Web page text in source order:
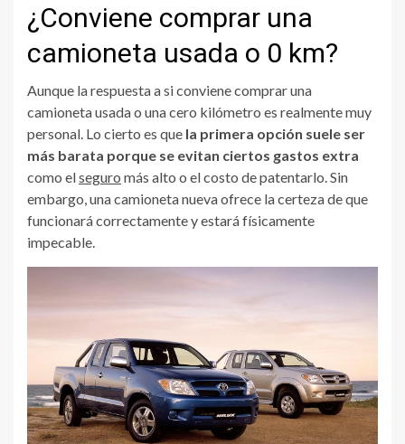
¿Conviene comprar una
camioneta usada o 0 km?
Aunque la respuesta a si conviene comprar una
camioneta usada o una cero kilómetro es realmente muy
personal. Lo cierto es que la primera opción suele ser
más barata porque se evitan ciertos gastos extra
como elseguro más alto o el costo de patentarlo. Sin
embargo, una camioneta nueva ofrece la certeza de que
funcionará correctamente y estará físicamente
impecable.